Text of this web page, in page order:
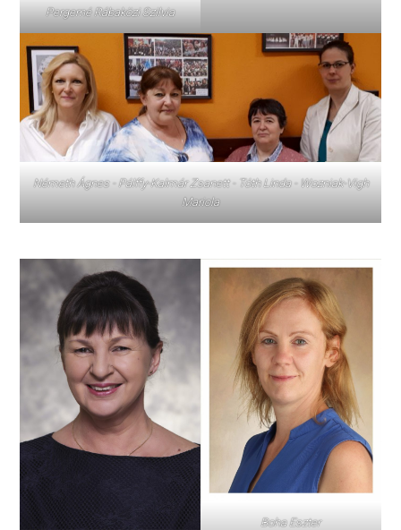
Pergerné Rábaközi Szilvia
Németh Ágnes - Pálffy-Kalmár Zsanett - Tóth Linda - Wozniak-Vigh
Mariola
Boha Eszter